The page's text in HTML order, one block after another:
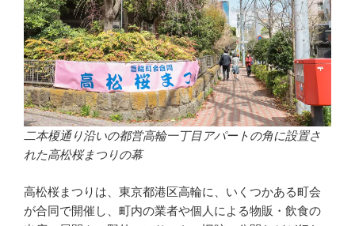
二本榎通り沿いの都営高輪一丁目アパートの角に設置さ
れた高松桜まつりの幕
高松桜まつりは、東京都港区高輪に、いくつかある町会
が合同で開催し、町内の業者や個人による物販・飲食の